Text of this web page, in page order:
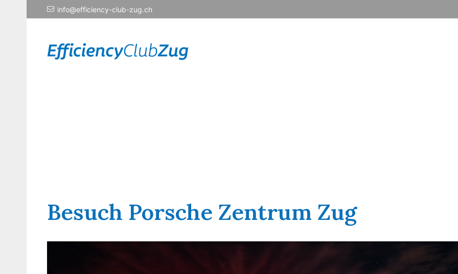
info@efficiency-club-zug.ch
Besuch Porsche Zentrum Zug